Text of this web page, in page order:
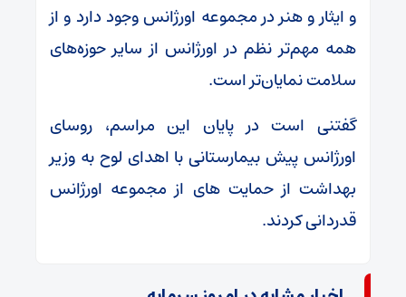
و ایثار و هنر در مجموعه اورژانس وجود دارد و از
همه مهم‌تر نظم در اورژانس از سایر حوزه‌های
سلامت نمایان‌تر است.
گفتنی است در پایان این مراسم، روسای
اورژانس پیش بیمارستانی با اهدای لوح به وزیر
بهداشت از حمایت های از مجموعه اورژانس
قدردانی کردند.